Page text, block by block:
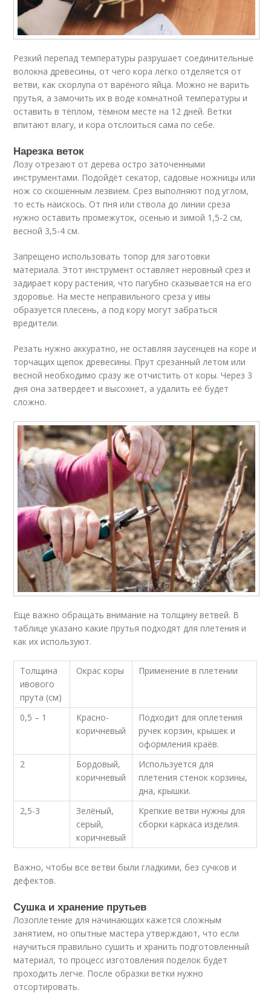
Резкий перепад температуры разрушает соединительные
волокна древесины, от чего кора легко отделяется от
ветви, как скорлупа от варёного яйца. Можно не варить
прутья, а замочить их в воде комнатной температуры и
оставить в тёплом, тёмном месте на 12 дней. Ветки
впитают влагу, и кора отслоиться сама по себе.
Нарезка веток
Лозу отрезают от дерева остро заточенными
инструментами. Подойдёт секатор, садовые ножницы или
нож со скошенным лезвием. Срез выполняют под углом,
то есть наискось. От пня или ствола до линии среза
нужно оставить промежуток, осенью и зимой 1,5-2 см,
весной 3,5-4 см.
Запрещено использовать топор для заготовки
материала. Этот инструмент оставляет неровный срез и
задирает кору растения, что пагубно сказывается на его
здоровье. На месте неправильного среза у ивы
образуется плесень, а под кору могут забраться
вредители.
Резать нужно аккуратно, не оставляя заусенцев на коре и
торчащих щепок древесины. Прут срезанный летом или
весной необходимо сразу же отчистить от коры. Через 3
дня она затвердеет и высохнет, а удалить её будет
сложно.
Еще важно обращать внимание на толщину ветвей. В
таблице указано какие прутья подходят для плетения и
как их используют.
Толщина
ивового
прута (см)
Окрас коры Применение в плетении
0,5 – 1
Красно-
коричневый
Подходит для оплетения
ручек корзин, крышек и
оформления краёв.
2
Бордовый,
коричневый
Используется для
плетения стенок корзины,
дна, крышки.
2,5-3
Зелёный,
серый,
коричневый
Крепкие ветви нужны для
сборки каркаса изделия.
Важно, чтобы все ветви были гладкими, без сучков и
дефектов.
Сушка и хранение прутьев
Лозоплетение для начинающих кажется сложным
занятием, но опытные мастера утверждают, что если
научиться правильно сушить и хранить подготовленный
материал, то процесс изготовления поделок будет
проходить легче. После образки ветки нужно
отсортировать.